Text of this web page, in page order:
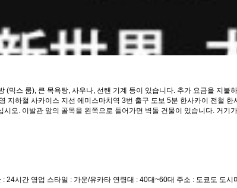
(믹스 룸), 큰 목욕탕, 사우나, 선탠 기계 등이 있습니다. 추가 요금을 지불
지하철 사카이스 지선 에미스마치역 3번 출구 도보 5분 한사카이 전철
오. 이발관 앞의 골목을 왼쪽으로 들어가면 벽돌 건물이 있습니다. 거기
24시간 영업 스타일 : 가운/유카타 연령대 : 40대~60대 주소 : 도쿄도 도